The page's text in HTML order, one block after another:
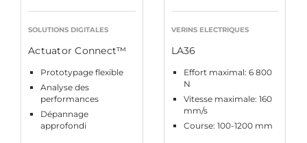
SOLUTIONS DIGITALES
Actuator Connect™
Prototypage flexible
Analyse des
performances
Dépannage
approfondi
VERINS ELECTRIQUES
LA36
Effort maximal: 6 800
N
Vitesse maximale: 160
mm/s
Course: 100-1200 mm